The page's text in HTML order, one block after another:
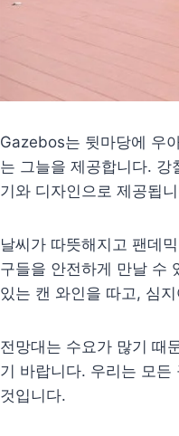
Gazebos는 뒷마당에 우
는 그늘을 제공합니다. 강
기와 디자인으로 제공됩
날씨가 따뜻해지고 팬데
구들을 안전하게 만날 수
있는 캔 와인을 따고, 심
전망대는 수요가 많기 때
기 바랍니다. 우리는 모
것입니다.